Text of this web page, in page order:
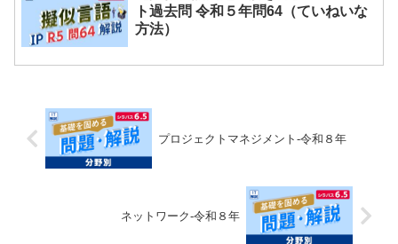
ト過去問 令和５年問64（ていねいな
方法）
プロジェクトマネジメント-令和８年
ネットワーク-令和８年